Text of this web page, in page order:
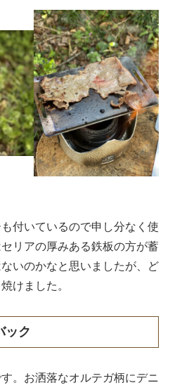
付いているので申し分なく使
リアの厚みある鉄板の方が蓄
いのかなと思いましたが、ど
けました。
ック
。お洒落なオルテガ柄にデニ